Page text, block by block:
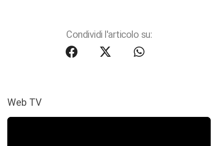
Condividi l'articolo su:
Web TV